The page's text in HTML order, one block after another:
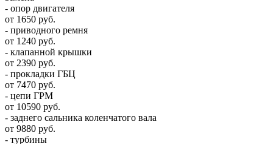
- опор двигателя
от 1650 руб.
- приводного ремня
от 1240 руб.
- клапанной крышки
от 2390 руб.
- прокладки ГБЦ
от 7470 руб.
- цепи ГРМ
от 10590 руб.
- заднего сальника коленчатого вала
от 9880 руб.
- турбины